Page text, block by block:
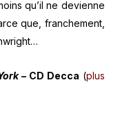
qu’il ne devienne
que, franchement,
–CD Decca (plus